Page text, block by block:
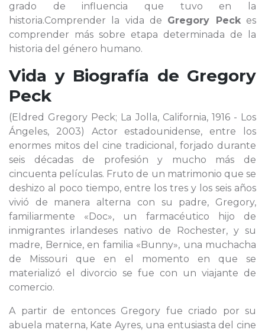
grado de influencia que tuvo en la
historia.Comprender la vida de Gregory Peckes
comprender más sobre etapa determinada de la
historia del género humano.
Vida y Biografía de Gregory
Peck
(Eldred Gregory Peck; La Jolla, California, 1916 - Los
Ángeles, 2003) Actor estadounidense, entre los
enormes mitos del cine tradicional, forjado durante
seis décadas de profesión y mucho más de
cincuenta películas. Fruto de un matrimonio que se
deshizo al poco tiempo, entre los tres y los seis años
vivió de manera alterna con su padre, Gregory,
familiarmente «Doc», un farmacéutico hijo de
inmigrantes irlandeses nativo de Rochester, y su
madre, Bernice, en familia «Bunny», una muchacha
de Missouri que en el momento en que se
materializó el divorcio se fue con un viajante de
comercio.
A partir de entonces Gregory fue criado por su
abuela materna, Kate Ayres, una entusiasta del cine